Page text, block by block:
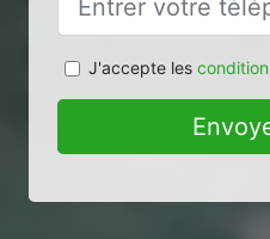
J'accepte les